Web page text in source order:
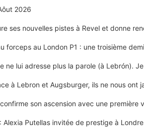
2026
ses nouvelles pistes à Revel et donne
forceps au London P1 : une troisième
ne lui adresse plus la parole (à Lebrón).
à Lebron et Augsburger, ils ne nous ont
son ascension avec une première
Alexia Putellas invitée de prestige à